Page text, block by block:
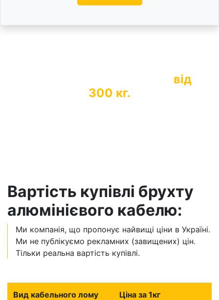
від
300 кг.
Вартість купівлі брухту
алюмінієвого кабелю:
Ми компанія, що пропонує найвищі ціни в Україні.
Ми не публікуємо рекламних (завищених) цін.
Тільки реальна вартість купівлі.
Вид кабельного лому Ціна за 1кг